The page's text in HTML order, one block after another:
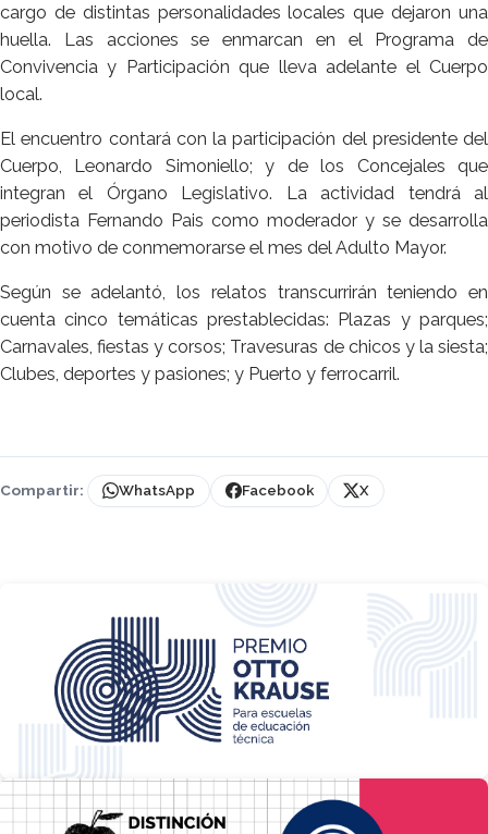
cargo de distintas personalidades locales que dejaron una
huella. Las acciones se enmarcan en el Programa de
Convivencia y Participación que lleva adelante el Cuerpo
local.
El encuentro contará con la participación del presidente del
Cuerpo, Leonardo Simoniello; y de los Concejales que
integran el Órgano Legislativo. La actividad tendrá al
periodista Fernando Pais como moderador y se desarrolla
con motivo de conmemorarse el mes del Adulto Mayor.
Según se adelantó, los relatos transcurrirán teniendo en
cuenta cinco temáticas prestablecidas: Plazas y parques;
Carnavales, fiestas y corsos; Travesuras de chicos y la siesta;
Clubes, deportes y pasiones; y Puerto y ferrocarril.
Compartir: WhatsApp Facebook X